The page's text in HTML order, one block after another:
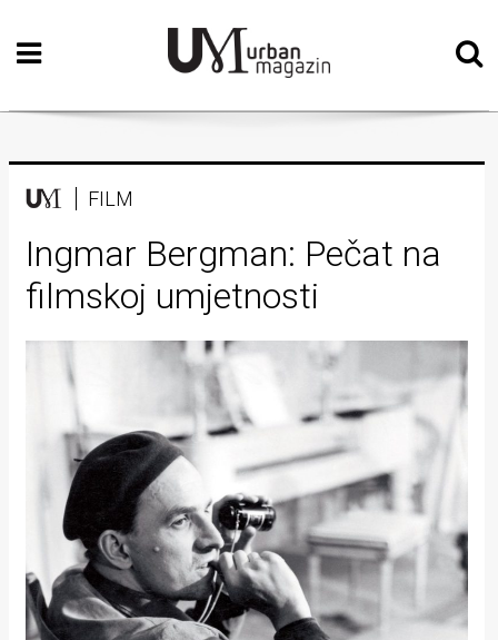
Početna
Vizualne
Teatar
Književnost
Muzika
Intervju
Kolumne
Kultura
Lifestyle
Beauty
Fashion
FILM
Ingmar Bergman: Pečat na
filmskoj umjetnosti